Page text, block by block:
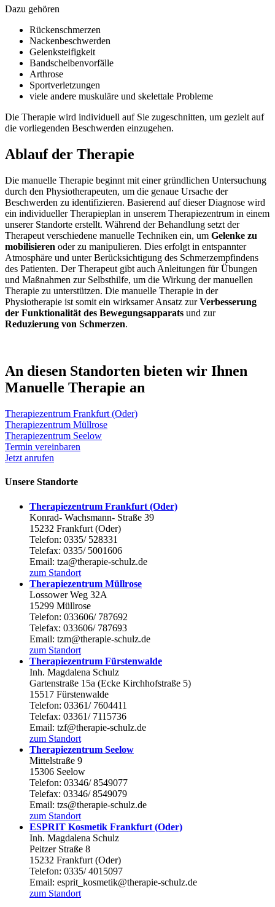
Dazu gehören
Rückenschmerzen
Nackenbeschwerden
Gelenksteifigkeit
Bandscheibenvorfälle
Arthrose
Sportverletzungen
viele andere muskuläre und skelettale Probleme
Die Therapie wird individuell auf Sie zugeschnitten, um gezielt auf
die vorliegenden Beschwerden einzugehen.
Ablauf der Therapie
Die manuelle Therapie beginnt mit einer gründlichen Untersuchung
durch den Physiotherapeuten, um die genaue Ursache der
Beschwerden zu identifizieren. Basierend auf dieser Diagnose wird
ein individueller Therapieplan in unserem Therapiezentrum in einem
unserer Standorte erstellt. Während der Behandlung setzt der
Therapeut verschiedene manuelle Techniken ein, um Gelenke zu
mobilisieren oder zu manipulieren. Dies erfolgt in entspannter
Atmosphäre und unter Berücksichtigung des Schmerzempfindens
des Patienten. Der Therapeut gibt auch Anleitungen für Übungen
und Maßnahmen zur Selbsthilfe, um die Wirkung der manuellen
Therapie zu unterstützen. Die manuelle Therapie in der
Physiotherapie ist somit ein wirksamer Ansatz zurVerbesserung
der Funktionalität des Bewegungsapparats und zur
Reduzierung von Schmerzen.
An diesen Standorten bieten wir Ihnen
Manuelle Therapie an
Therapiezentrum Frankfurt (Oder)
Therapiezentrum Müllrose
Therapiezentrum Seelow
Termin vereinbaren
Jetzt anrufen
Unsere Standorte
Therapiezentrum Frankfurt (Oder)
Konrad- Wachsmann- Straße 39
15232 Frankfurt (Oder)
Telefon: 0335/ 528331
Telefax: 0335/ 5001606
Email: tza@therapie-schulz.de
zum Standort
Therapiezentrum Müllrose
Lossower Weg 32A
15299 Müllrose
Telefon: 033606/ 787692
Telefax: 033606/ 787693
Email: tzm@therapie-schulz.de
zum Standort
Therapiezentrum Fürstenwalde
Inh. Magdalena Schulz
Gartenstraße 15a (Ecke Kirchhofstraße 5)
15517 Fürstenwalde
Telefon: 03361/ 7604411
Telefax: 03361/ 7115736
Email: tzf@therapie-schulz.de
zum Standort
Therapiezentrum Seelow
Mittelstraße 9
15306 Seelow
Telefon: 03346/ 8549077
Telefax: 03346/ 8549079
Email: tzs@therapie-schulz.de
zum Standort
ESPRIT Kosmetik Frankfurt (Oder)
Inh. Magdalena Schulz
Peitzer Straße 8
15232 Frankfurt (Oder)
Telefon: 0335/ 4015097
Email: esprit_kosmetik@therapie-schulz.de
zum Standort